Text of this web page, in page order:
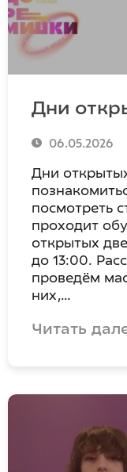
Дни
06.05.2026
Дни
посмотреть
проходит
открытых
до 13:00.
проведём
них,…
Читать